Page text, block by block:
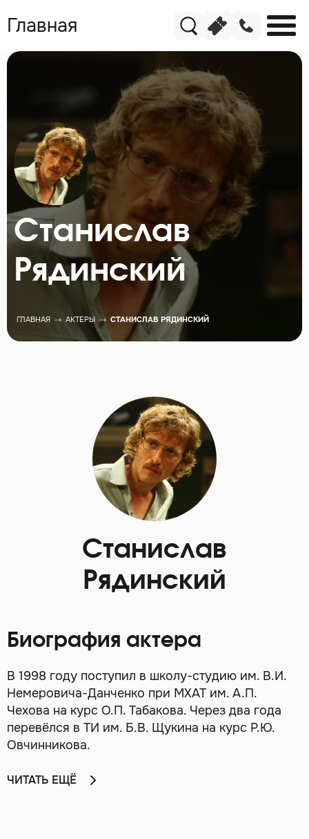
Главная
Станислав
Рядинский
ГЛАВНАЯ АКТЕРЫ СТАНИСЛАВ РЯДИНСКИЙ
Станислав
Рядинский
Биография актера
В 1998 году поступил в школу-студию им. В.И.
Немеровича-Данченко при МХАТ им. А.П.
Чехова на курс О.П. Табакова. Через два года
перевёлся в ТИ им. Б.В. Щукина на курс Р.Ю.
Овчинникова.
ЧИТАТЬ ЕЩЁ